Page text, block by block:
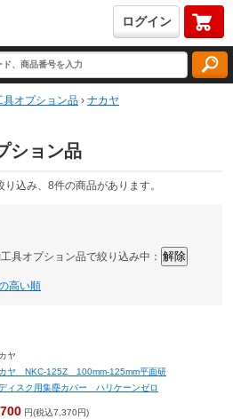
ログイン
具オプション品 › ナカヤ
ション品
込み、8件の商品があります。
具オプション品で絞り込み中：
高い順
ヤ
ヤ NKC-125Z 100mm-125mm平面研
ィスク用集塵カバー ハリケーンゼロ
円(税込7,370円)